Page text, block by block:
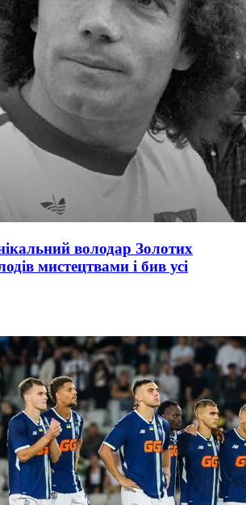
володар Золотих
мистецтвами і бив усі